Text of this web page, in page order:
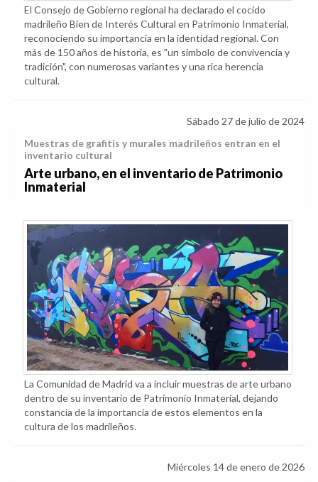
El Consejo de Gobierno regional ha declarado el cocido
madrileño Bien de Interés Cultural en Patrimonio Inmaterial,
reconociendo su importancia en la identidad regional. Con
más de 150 años de historia, es "un símbolo de convivencia y
tradición", con numerosas variantes y una rica herencia
cultural.
Sábado 27 de julio de 2024
Muestras de grafitis y murales madrileños entran en el
inventario cultural
Arte urbano, en el inventario de Patrimonio
Inmaterial
La Comunidad de Madrid va a incluir muestras de arte urbano
dentro de su inventario de Patrimonio Inmaterial, dejando
constancia de la importancia de estos elementos en la
cultura de los madrileños.
Miércoles 14 de enero de 2026